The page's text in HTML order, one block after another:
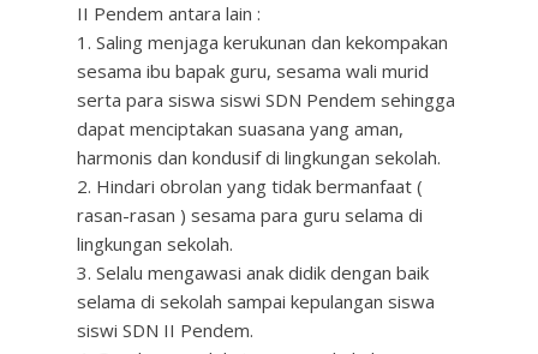
II Pendem antara lain :
1. Saling menjaga kerukunan dan kekompakan
sesama ibu bapak guru, sesama wali murid
serta para siswa siswi SDN Pendem sehingga
dapat menciptakan suasana yang aman,
harmonis dan kondusif di lingkungan sekolah.
2. Hindari obrolan yang tidak bermanfaat (
rasan-rasan ) sesama para guru selama di
lingkungan sekolah.
3. Selalu mengawasi anak didik dengan baik
selama di sekolah sampai kepulangan siswa
siswi SDN II Pendem.